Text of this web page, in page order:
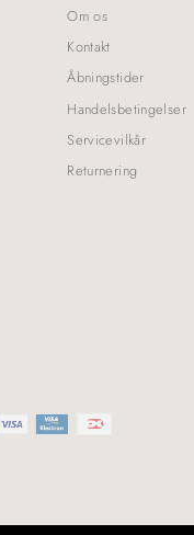
Om os
Kontakt
Åbningstider
Handelsbetingelser
Servicevilkår
Returnering